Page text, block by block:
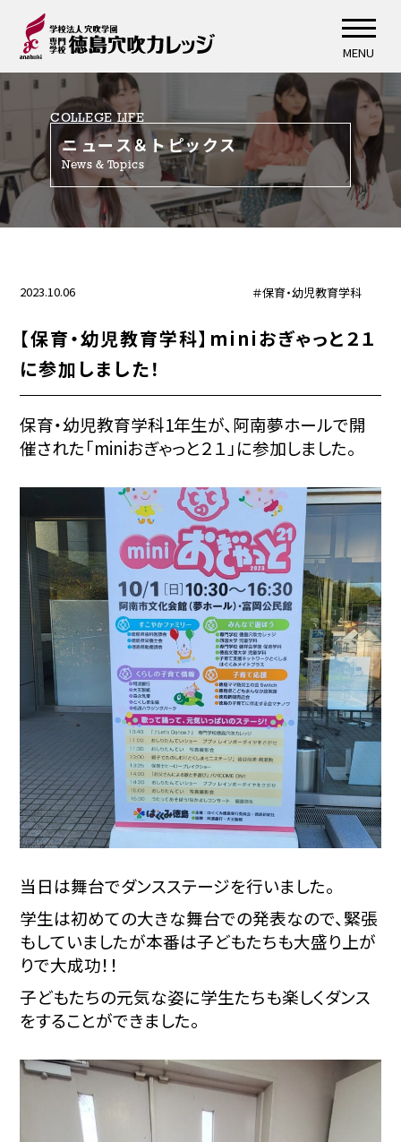
MENU
COLLEGE LIFE
ニュース＆トピックス
News & Topics
2023.10.06 ＃保育・幼児教育学科
【保育・幼児教育学科】miniおぎゃっと２１
に参加しました！
保育・幼児教育学科1年生が、阿南夢ホールで開
催された「miniおぎゃっと２１」に参加しました。
当日は舞台でダンスステージを行いました。
学生は初めての大きな舞台での発表なので、緊張
もしていましたが本番は子どもたちも大盛り上が
りで大成功！！
子どもたちの元気な姿に学生たちも楽しくダンス
をすることができました。